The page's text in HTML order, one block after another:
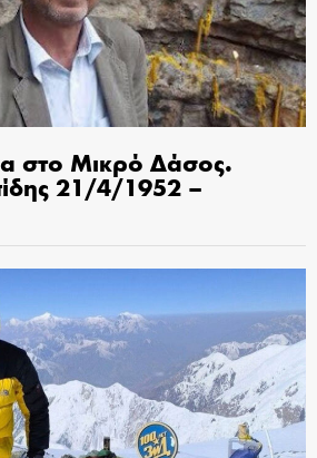
στο Μικρό Δάσος.
21/4/1952 –